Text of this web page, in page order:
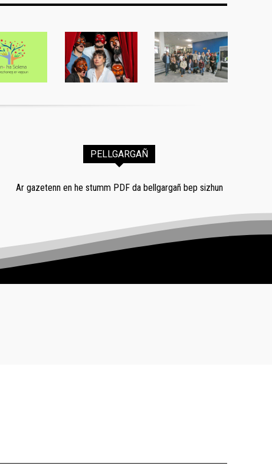
PELLGARGAÑ
Ar gazetenn en he stumm PDF da bellgargañ bep sizhun